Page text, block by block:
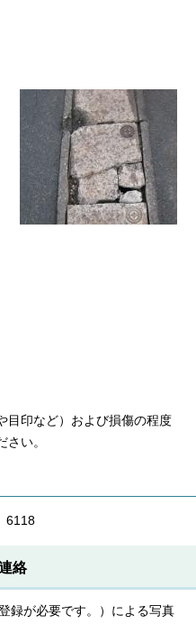
目印など）および損傷の程度
さい。
6118
絡
録が必要です。）による写真